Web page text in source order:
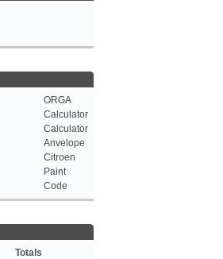
ORGA
Calculator
Calculator
Anvelope
Citroen
Paint
Code
Totals